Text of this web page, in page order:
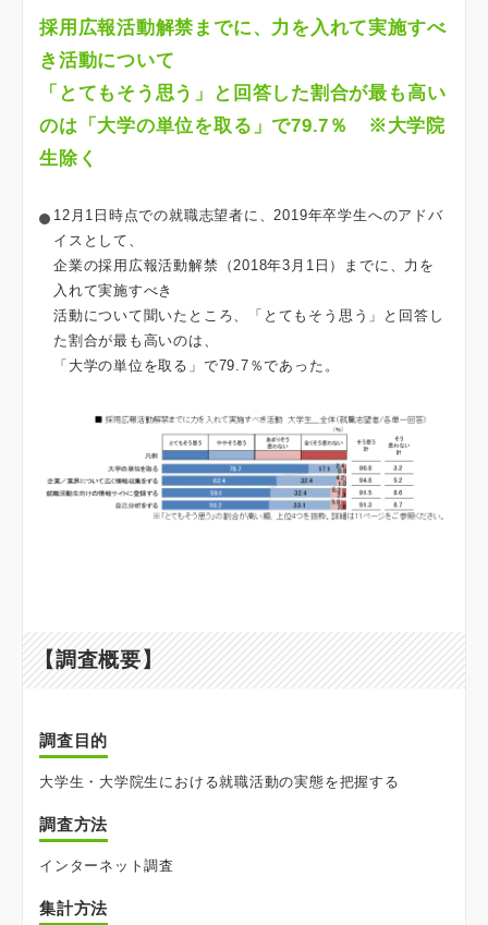
採用広報活動解禁までに、力を入れて実施すべ
き活動について
「とてもそう思う」と回答した割合が最も高い
のは「大学の単位を取る」で79.7％ ※大学院
生除く
12月1日時点での就職志望者に、2019年卒学生へのアドバ
イスとして、
企業の採用広報活動解禁（2018年3月1日）までに、力を
入れて実施すべき
活動について聞いたところ、「とてもそう思う」と回答し
た割合が最も高いのは、
「大学の単位を取る」で79.7％であった。
【調査概要】
調査目的
大学生・大学院生における就職活動の実態を把握する
調査方法
インターネット調査
集計方法